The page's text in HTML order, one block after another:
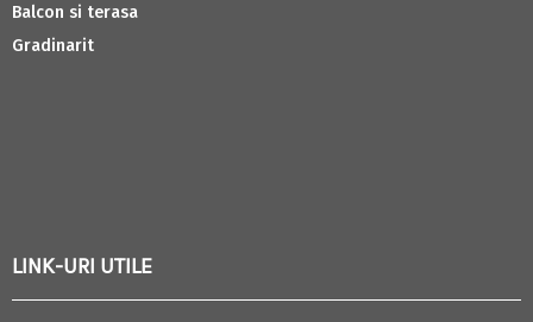
Balcon si terasa
Gradinarit
LINK-URI UTILE